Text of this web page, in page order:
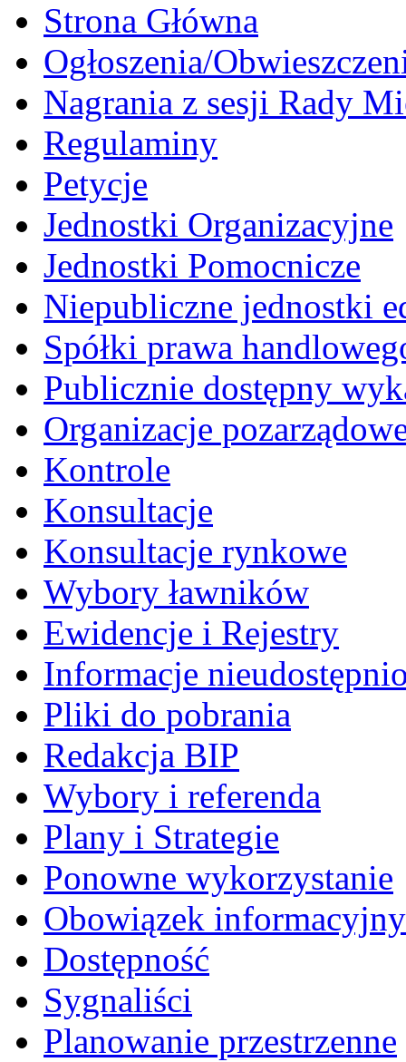
Strona Główna
Ogłoszenia/
Nagrania z sesji Rady
Regulaminy
Petycje
Jednostki Organizacyjne
Jednostki Pomocnicze
Niepubliczne jednostki
Spółki prawa
Publicznie dostępny
Organizacje
Kontrole
Konsultacje
Konsultacje rynkowe
Wybory ławników
Ewidencje i Rejestry
Informacje
Pliki do pobrania
Redakcja BIP
Wybory i referenda
Plany i Strategie
Ponowne wykorzystanie
Obowiązek informacyjny
Dostępność
Sygnaliści
Planowanie przestrzenne